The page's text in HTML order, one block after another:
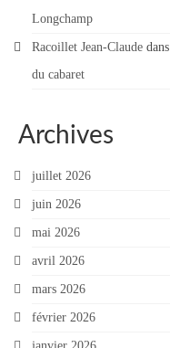
Longchamp
Racoillet Jean-Claude dans
du cabaret
Archives
juillet 2026
juin 2026
mai 2026
avril 2026
mars 2026
février 2026